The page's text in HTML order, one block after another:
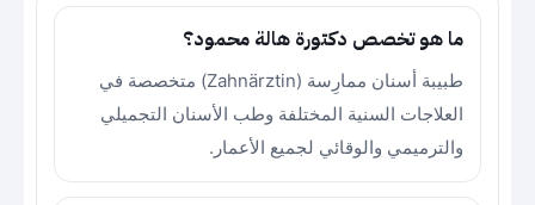
ما هو تخصص دكتورة هالة محمود؟
طبيبة أسنان ممارِسة (Zahnärztin) متخصصة في
العلاجات السنية المختلفة وطب الأسنان التجميلي
والترميمي والوقائي لجميع الأعمار.